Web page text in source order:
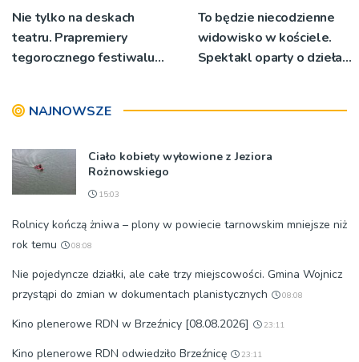
Nie tylko na deskach
teatru. Prapremiery
tegorocznego festiwalu
okolicznościach
To będzie niecodzienne
widowisko w kościele.
Spektakl oparty o dzieła
NAJNOWSZE
Ciało kobiety wyłowione z Jeziora
Rożnowskiego
15:03
Rolnicy kończą żniwa – plony w powiecie tarnowskim mniejsze niż
rok temu
08:08
Nie pojedyncze działki, ale całe trzy miejscowości. Gmina Wojnicz
przystąpi do zmian w dokumentach planistycznych
08:08
Kino plenerowe RDN w Brzeźnicy [08.08.2026] 23:11
Kino plenerowe RDN odwiedziło Brzeźnicę 23:11